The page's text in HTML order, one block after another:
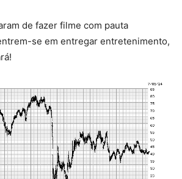
de fazer filme com pauta
se em entregar entretenimento,